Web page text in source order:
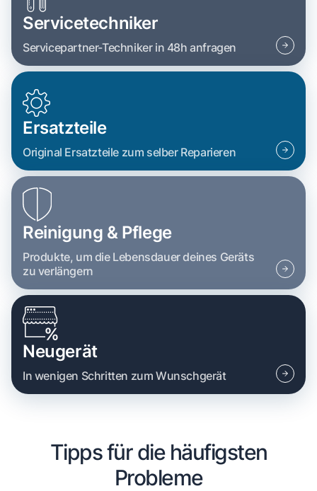
Servicetechniker
Servicepartner-Techniker in 48h anfragen
Ersatzteile
Original Ersatzteile zum selber Reparieren
Reinigung & Pflege
Produkte, um die Lebensdauer deines Geräts
zu verlängern
Neugerät
In wenigen Schritten zum Wunschgerät
Tipps für die häufigsten
Probleme